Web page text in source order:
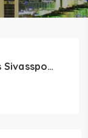
Adana Demirspor vs Sivasspor: Türk Futbolunun İki Büyük Rakibi